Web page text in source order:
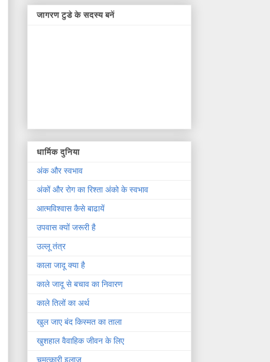
जागरण टुडे के सदस्य बनें
धार्मिक दुनिया
अंक और स्वभाव
अंकों और रोग का रिश्ता अंको के स्वभाव
आत्मविश्वास कैसे बाढायें
उपवास क्यों जरूरी है
उल्लू तंत्र
काला जादू क्या है
काले जादू से बचाव का निवारण
काले तिलों का अर्थ
खुल जाए बंद किस्मत का ताला
खुशहाल वैवाहिक जीवन के लिए
चमत्कारी इलाज